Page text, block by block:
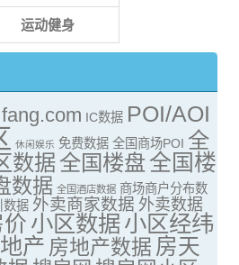
运动健身
fang.com IC数据 POI/AOI
休闲娱乐 免费数据 全国商场POI 全
数据全国楼盘全国楼
数据 全国酒店数据 商场商户分布数
数据 外卖商家数据 外卖数据
小区数据小区经纬
产 房地产数据 房天